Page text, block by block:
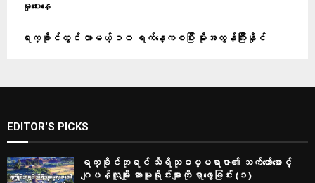
မှုပေးနေ
ရက္ခိုင်တွင် လာမယ့် ၁၀ ရက်နေ့ကစပြီး မိုးအလွန်ကြီးနိုင်
EDITOR'S PICKS
ရက္ခိုင်ဘုရင် သီရိသုဓမ္မရာဇာ၏ သက်တော်စောင့်
ဂျပန်လူမျိုး ဆာမူရိုင်းများကို ရှာဖွေခြင်း (၁)